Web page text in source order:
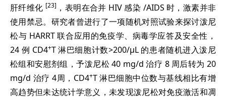
肝纤维化 [23] ，表明在合并 HIV 感染 /AIDS 时，激素并非
使用禁忌。研究者曾进行了一项随机对照试验来探讨泼尼
松与 HARRT 联合应用的免疫学、病毒学应答及安全性，
24 例 CD4+T 淋巴细胞计数>200/μL 的患者随机进入泼尼
松组和安慰剂组，予泼尼松 40 mg/d 治疗 8 周后转为 20
mg/d 治疗 4周，CD4+T 淋巴细胞中位数与基线相比有增
高趋势但未达统计学意义，未发现泼尼松对免疫激活和凋